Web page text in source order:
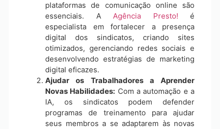
plataformas de comunicação online são
essenciais. A Agência Presto! é
especialista em fortalecer a presença
digital dos sindicatos, criando sites
otimizados, gerenciando redes sociais e
desenvolvendo estratégias de marketing
digital eficazes.
Ajudar os Trabalhadores a Aprender
Novas Habilidades: Com a automação e a
IA, os sindicatos podem defender
programas de treinamento para ajudar
seus membros a se adaptarem às novas